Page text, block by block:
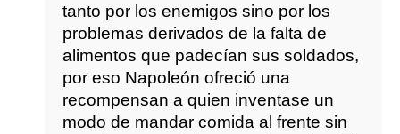
tanto por los enemigos sino por los
problemas derivados de la falta de
alimentos que padecían sus soldados,
por eso Napoleón ofreció una
recompensan a quien inventase un
modo de mandar comida al frente sin